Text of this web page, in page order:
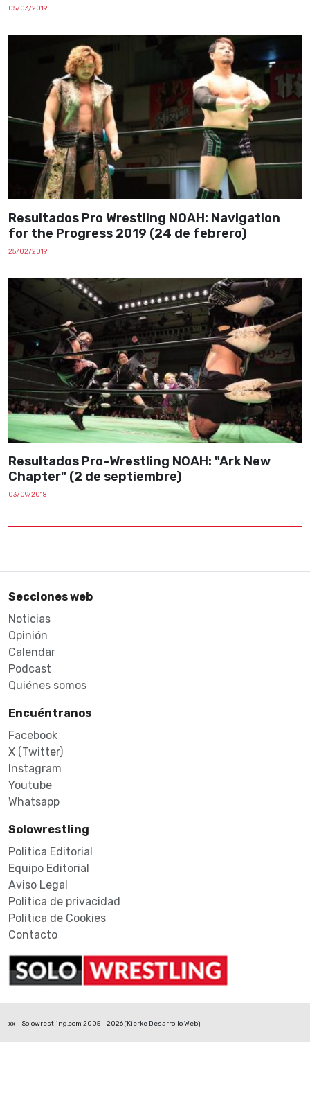
05/03/2019
Resultados Pro Wrestling NOAH: Navigation
for the Progress 2019 (24 de febrero)
25/02/2019
Resultados Pro-Wrestling NOAH: "Ark New
Chapter" (2 de septiembre)
03/09/2018
Secciones web
Noticias
Opinión
Calendar
Podcast
Quiénes somos
Encuéntranos
Facebook
X (Twitter)
Instagram
Youtube
Whatsapp
Solowrestling
Politica Editorial
Equipo Editorial
Aviso Legal
Politica de privacidad
Politica de Cookies
Contacto
xx - Solowrestling.com 2005 - 2026 (Kierke Desarrollo Web)